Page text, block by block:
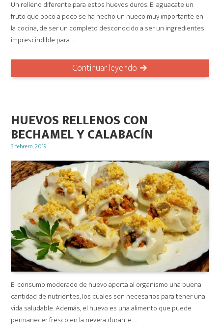
Un relleno diferente para estos huevos duros. El aguacate un
fruto que poco a poco se ha hecho un hueco muy importante en
la cocina, de ser un completo desconocido a ser un ingredientes
imprescindible para …
Continuar leyendo
HUEVOS RELLENOS CON
BECHAMEL Y CALABACÍN
Posted
3 febrero, 2019
El consumo moderado de huevo aporta al organismo una buena
cantidad de nutrientes, los cuales son necesarios para tener una
vida saludable. Además, el huevo es una alimento que puede
permanecer fresco en la nevera durante …